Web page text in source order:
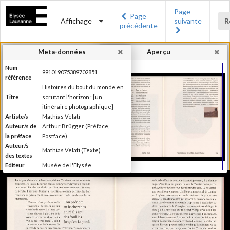
Affichage
Page
précédente
Page
suivante
Aperçu
Meta-données
Num
référence
991019075389702851
Titre
Histoires du bout du monde en
scrutant l'horizon : [un
itinéraire photographique]
Artiste/s
Mathias Velati
Auteur/s de
la préface
Arthur Brügger (Préface,
Postface)
Auteur/s
des textes
Mathias Velati (Texte)
Editeur
Musée de l'Elysée
Lieu
d'édition
Lausanne
Date
d'édition
Recueil de textes de Mathias
Velati dialoguant avec 25 clichés